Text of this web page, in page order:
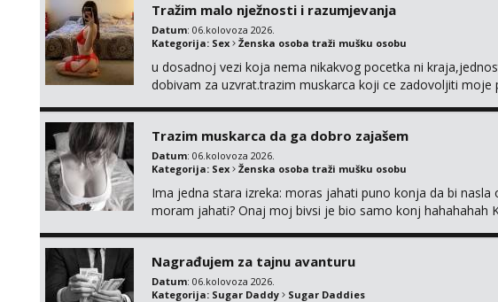
Tražim malo nježnosti i razumjevanja
Datum: 06.kolovoza 2026.
Kategorija: Sex Ženska osoba traži mušku osobu
u dosadnoj vezi koja nema nikakvog pocetka ni
dobivam za uzvrat.trazim muskarca koji ce zadovoljiti
Trazim muskarca da ga dobro zajašem
Datum: 06.kolovoza 2026.
Kategorija: Sex Ženska osoba traži mušku osobu
Ima jedna stara izreka: moras jahati puno konja da bi
moram jahati? Onaj moj bivsi je bio samo konj hahahahah
Nagrađujem za tajnu avanturu
Datum: 06.kolovoza 2026.
Kategorija: Sugar Daddy Sugar Daddies